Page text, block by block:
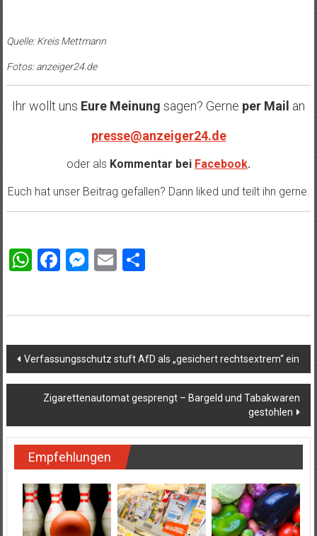
Quelle: Kreis Mettmann
Fotos: anzeiger24.de
Ihr wollt uns Eure Meinung sagen? Gerne per Mail an
presse@anzeiger24.de
oder als Kommentar bei Facebook.
Euch hat unser Beitrag gefallen? Dann liked und teilt ihn gerne.
WhatsApp
Facebook
Messenger
Email
Beitragsnavigation
Verfassungsschutz stuft AfD als „gesichert rechtsextrem“ ein
Zigarettenautomat gesprengt – Bargeld und Tabakwaren
gestohlen
Empfehlungen